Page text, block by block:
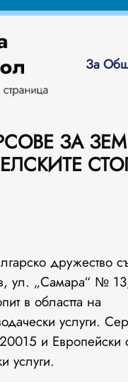
За
ЗА
дружество
ул. „Самара“ №
в областта на
услуги.
и
услуги.